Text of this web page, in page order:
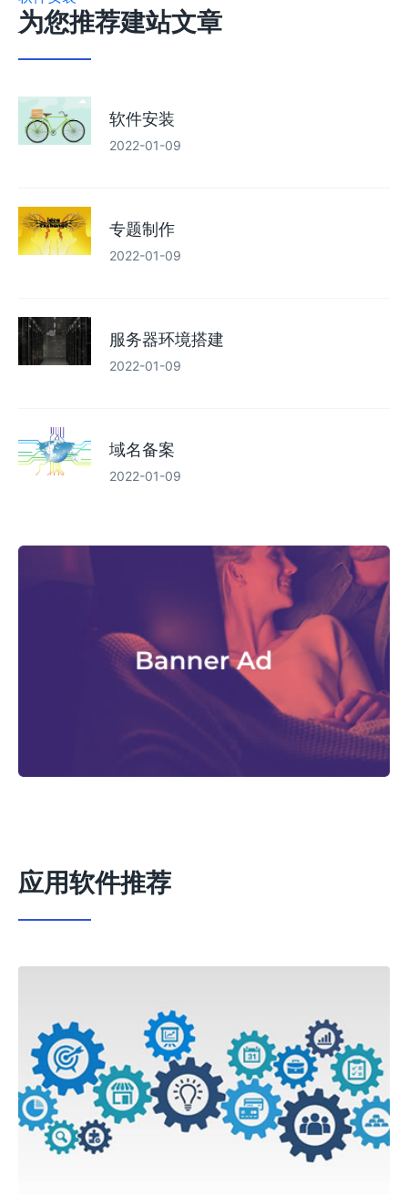
为您推荐建站文章
软件安装
2022-01-09
专题制作
2022-01-09
服务器环境搭建
2022-01-09
域名备案
2022-01-09
应用软件推荐